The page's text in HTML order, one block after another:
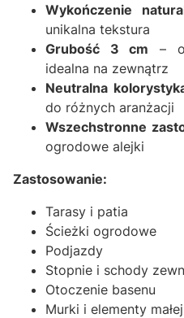
Wykończenie
unikalna tekstura
Grubość 3 cm –
idealna na zewnątrz
Neutralna
do różnych aranżacji
Wszechstronne
ogrodowe alejki
Zastosowanie:
Tarasy i patia
Ścieżki ogrodowe
Podjazdy
Stopnie i schody
Otoczenie basenu
Murki i elementy